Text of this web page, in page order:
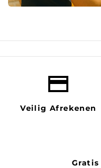
payment
Veilig Afrekenen
Gratis